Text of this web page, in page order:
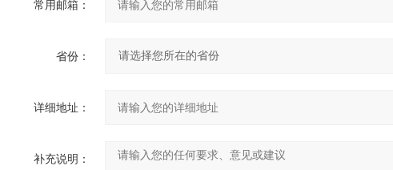
常用邮箱：
省份：
详细地址：
补充说明：